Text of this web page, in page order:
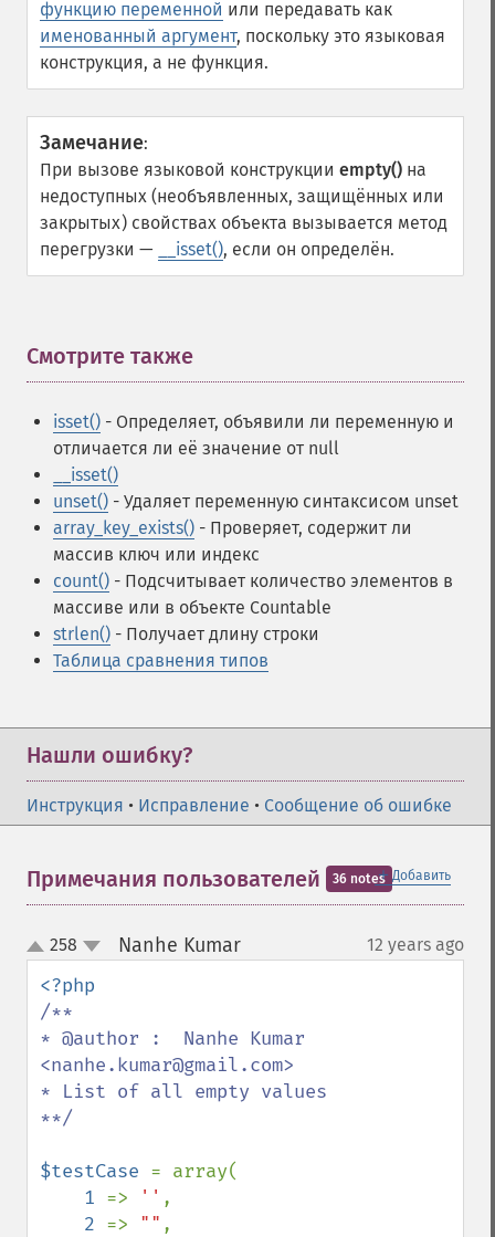
функцию переменной или передавать как
именованный аргумент, поскольку это языковая
конструкция, а не функция.
Замечание:
При вызове языковой конструкции empty() на
недоступных (необъявленных, защищённых или
закрытых) свойствах объекта вызывается метод
перегрузки —
__isset(), если он определён.
Смотрите также
isset() - Определяет, объявили ли переменную и
отличается ли её значение от null
__isset()
unset() - Удаляет переменную синтаксисом unset
array_key_exists() - Проверяет, содержит ли
массив ключ или индекс
count() - Подсчитывает количество элементов в
массиве или в объекте Countable
strlen() - Получает длину строки
Таблица сравнения типов
Нашли ошибку?
Инструкция • Исправление • Сообщение об ошибке
＋Добавить
Примечания пользователей 36 notes
up
down
258 Nanhe Kumar¶ 12 years ago
/**
* @author :  Nanhe Kumar
<nanhe.kumar@gmail.com>
* List of all empty values
**/
$testCase = array(
1 => '' ,
2 => "" ,